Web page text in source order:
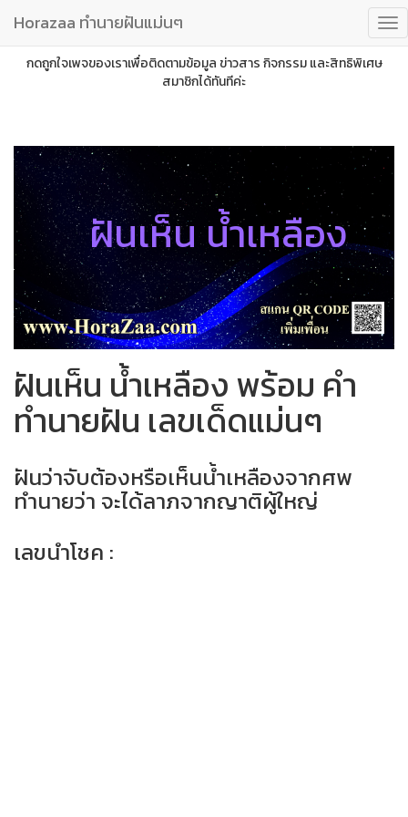
Horazaa ทำนายฝันแม่นๆ
กดถูกใจเพจของเราเพื่อติดตามข้อมูล ข่าวสาร กิจกรรม และสิทธิพิเศษ
สมาชิกได้ทันทีค่ะ
ฝันเห็น น้ำเหลือง
ฝันเห็น น้ำเหลือง พร้อม คำ
ทำนายฝัน เลขเด็ดแม่นๆ
ฝันว่าจับต้องหรือเห็นน้ำเหลืองจากศพ
ทำนายว่า จะได้ลาภจากญาติผู้ใหญ่
เลขนำโชค :